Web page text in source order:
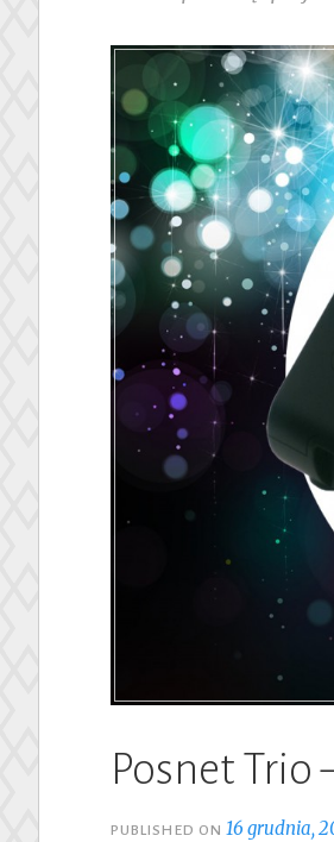
Posnet
PUBLISHED ON 16 grudnia,